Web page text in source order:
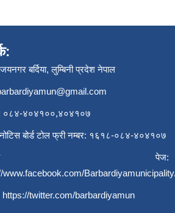
बर्दिया, लुम्बिनी प्रदेश नेपाल
०८४-४०४१००,४०४१०७
बोर्ड टोल फ्री नम्बर: १६१८-०८४-४०४१०७
पेज:
www.facebook.com/
https://twitter.com/barbardiyamun